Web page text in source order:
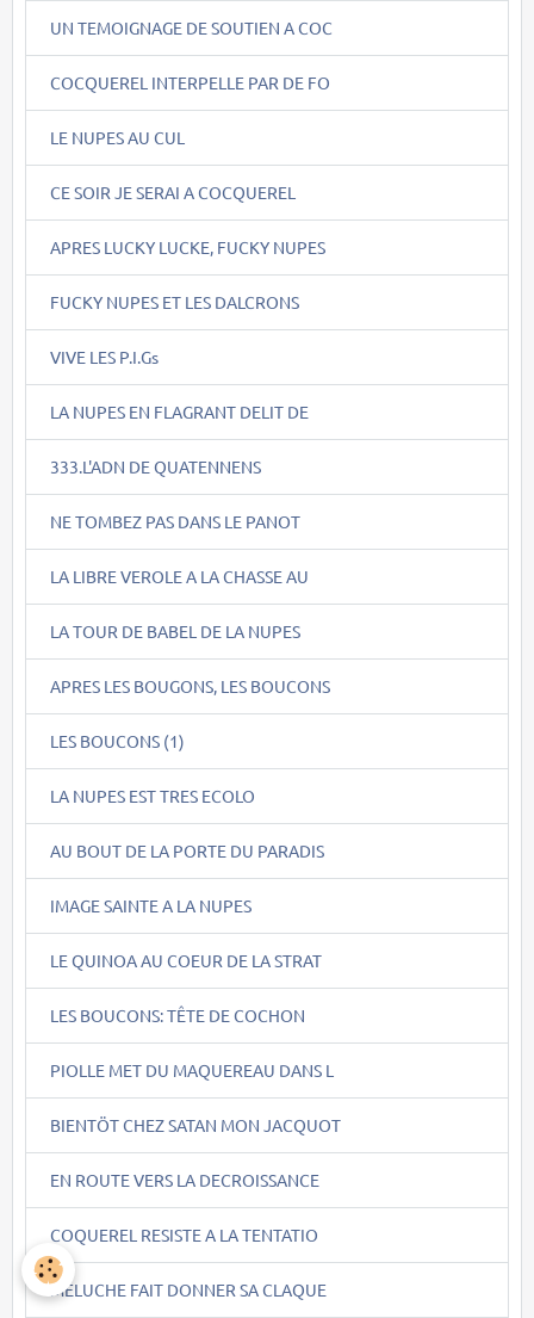
UN TEMOIGNAGE DE SOUTIEN A COC
COCQUEREL INTERPELLE PAR DE FO
LE NUPES AU CUL
CE SOIR JE SERAI A COCQUEREL
APRES LUCKY LUCKE, FUCKY NUPES
FUCKY NUPES ET LES DALCRONS
VIVE LES P.I.Gs
LA NUPES EN FLAGRANT DELIT DE
333.L'ADN DE QUATENNENS
NE TOMBEZ PAS DANS LE PANOT
LA LIBRE VEROLE A LA CHASSE AU
LA TOUR DE BABEL DE LA NUPES
APRES LES BOUGONS, LES BOUCONS
LES BOUCONS (1)
LA NUPES EST TRES ECOLO
AU BOUT DE LA PORTE DU PARADIS
IMAGE SAINTE A LA NUPES
LE QUINOA AU COEUR DE LA STRAT
LES BOUCONS: TÊTE DE COCHON
PIOLLE MET DU MAQUEREAU DANS L
BIENTÖT CHEZ SATAN MON JACQUOT
EN ROUTE VERS LA DECROISSANCE
COQUEREL RESISTE A LA TENTATIO
MELUCHE FAIT DONNER SA CLAQUE